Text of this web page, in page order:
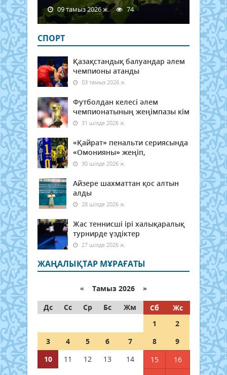
09 тамыз 2026 ж. 74
СПОРТ
Қазақстандық балуандар әлем
чемпионы атанды
03 тамыз 2026 ж.
Футболдан келесі әлем
чемпионатының жеңімпазы кім
31 шілде 2026 ж.
«Қайрат» пенальти сериясында
«Омонияны» жеңіп,
30 шілде 2026 ж.
Айзере шахматтан қос алтын
алды
28 шілде 2026 ж.
Жас теннисші ірі халықаралық
турнирде үздіктер
27 шілде 2026 ж.
ЖАҢАЛЫҚТАР МҰРАҒАТЫ
« Тамыз 2026 »
Дс
Сс Ср Бс Жм Сб
Жс
1
2
3
4 5 6 7 8
9
10
11 12 13 14 15
16